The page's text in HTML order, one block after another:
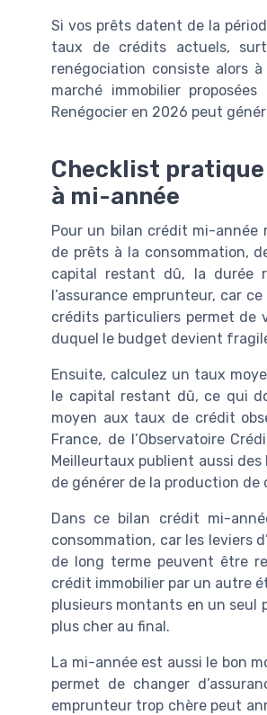
Si vos prêts datent de la
taux de crédits actuels,
renégociation consiste alors
marché immobilier
Renégocier en 2026 peut
Checklist
à mi-année
Pour un bilan crédit mi-année
de prêts à la consommation,
capital restant dû, la durée
l’assurance emprunteur, car
crédits particuliers permet de
duquel le budget devient
Ensuite, calculez un taux
le capital restant dû, ce qui
moyen aux taux de crédit
France, de l’Observatoire
Meilleurtaux publient aussi
de générer de la production
Dans ce bilan crédit mi-
consommation, car les leviers
de long terme peuvent être
crédit immobilier par un autre
plusieurs montants en un seul
plus cher au final.
La mi-année est aussi le bon
permet de changer
emprunteur trop chère peut